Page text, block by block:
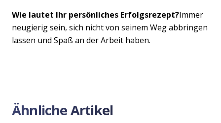
Wie lautet Ihr persönliches Erfolgsrezept?Immer
neugierig sein, sich nicht von seinem Weg abbringen
lassen und Spaß an der Arbeit haben.
Ähnliche Artikel